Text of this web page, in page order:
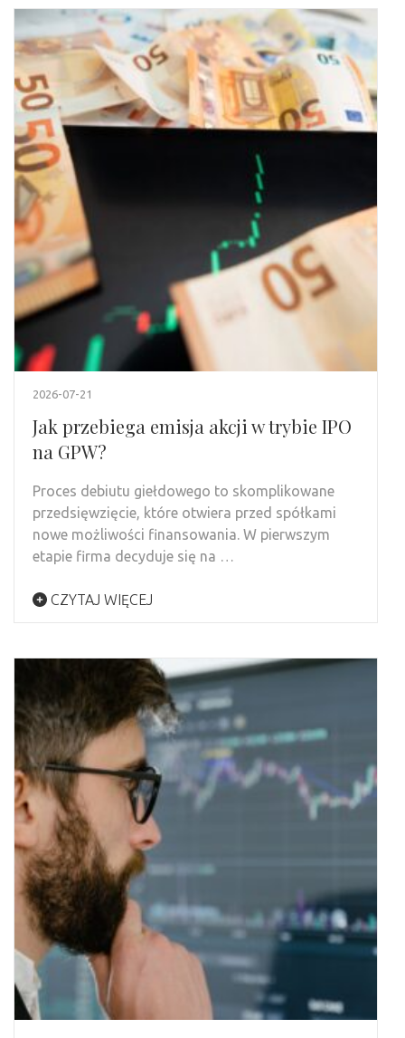
2026-07-21
Jak przebiega emisja akcji w trybie IPO
na GPW?
Proces debiutu giełdowego to skomplikowane
przedsięwzięcie, które otwiera przed spółkami
nowe możliwości finansowania. W pierwszym
etapie firma decyduje się na …
CZYTAJ WIĘCEJ